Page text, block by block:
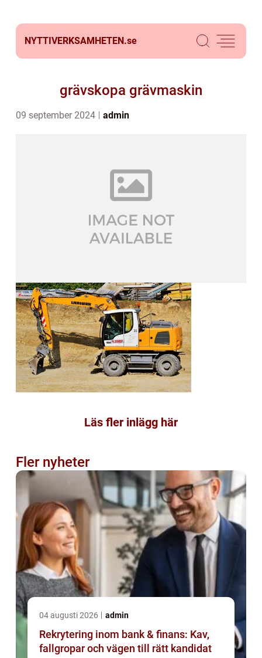
NYTTIVERKSAMHETEN.se
grävskopa grävmaskin
09 september 2024 admin
Läs fler inlägg här
Fler nyheter
04 augusti 2026 admin
Rekrytering inom bank & finans: Kav,
fallgropar och vägen till rätt kandidat